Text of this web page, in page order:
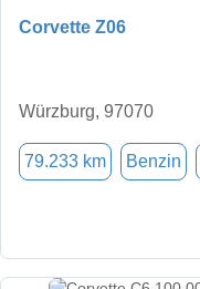
Corvette Z06
Würzburg, 97070
79.233 km Benzin